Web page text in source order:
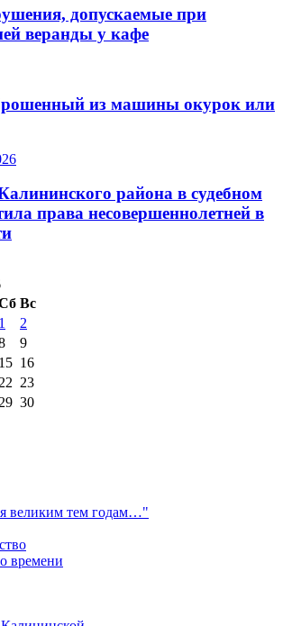
допускаемые при
веранды у кафе
из машины окурок или
района в судебном
права несовершеннолетней в
Вс
1
2
9
15 16
22 23
29 30
великим тем годам…"
времени